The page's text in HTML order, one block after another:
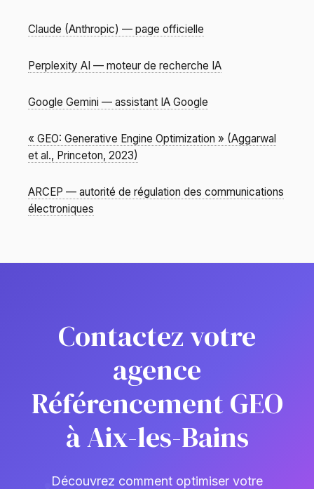
Claude (Anthropic) — page officielle
Perplexity AI — moteur de recherche IA
Google Gemini — assistant IA Google
« GEO: Generative Engine Optimization » (Aggarwal
et al., Princeton, 2023)
ARCEP — autorité de régulation des communications
électroniques
Contactez votre
agence
Référencement GEO
à Aix-les-Bains
Découvrez comment optimiser votre